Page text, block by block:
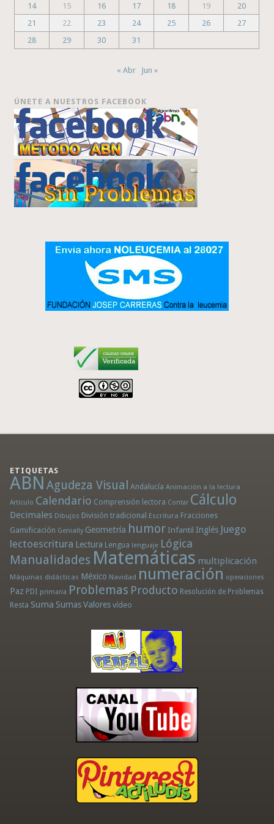
14
15 16 17 18 19
20
21
22 23 24 25 26
27
28
29 30 31
« Abr Jun »
ÚNETE A NUESTROS FACEBOOK
ETIQUETAS
ABN Agudeza Visual Andalucía Animación a la lectura
Artículo Calendario Comprensión lectora Contar Cálculo
Decimales Dibujos División tradicional Escritura Fracciones
Gamificación Genially Geometría humor Infantil Inglés Juego
lectoescritura Lectura Lengua lenguaje Lógica
Manualidades Matemáticas multiplicación
Máquinas didácticas México Navidad numeración operaciones
Paz PDI primaria Problemas Producto Resolución de Problemas
Resta Suma Sumas Valores vídeo